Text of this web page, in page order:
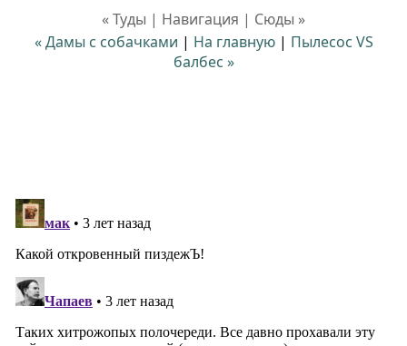
« Туды | Навигация | Сюды »
« Дамы с собачками | На главную| Пылесос VS
балбес »